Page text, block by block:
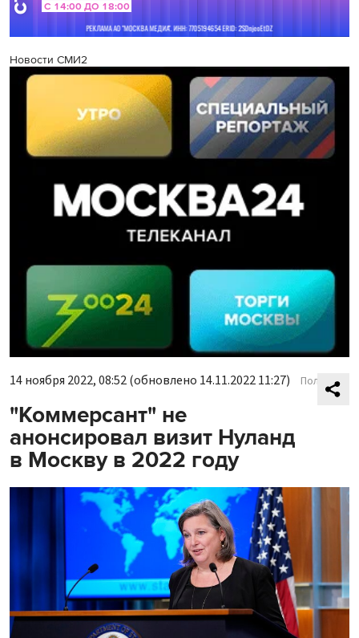
Новости СМИ2
14 ноября 2022, 08:52(обновлено 14.11.2022 11:27) Политика
"Коммерсант" не
анонсировал визит Нуланд
в Москву в 2022 году